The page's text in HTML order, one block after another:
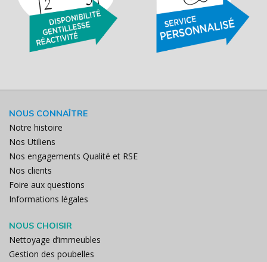
NOUS CONNAÎTRE
Notre histoire
Nos Utiliens
Nos engagements Qualité et RSE
Nos clients
Foire aux questions
Informations légales
NOUS CHOISIR
Nettoyage d’immeubles
Gestion des poubelles